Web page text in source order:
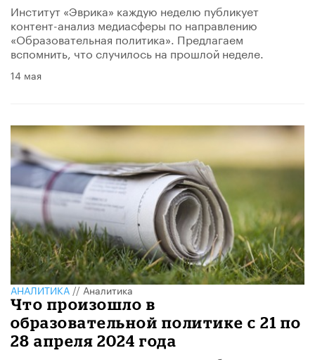
Институт «Эврика» каждую неделю публикует
контент-анализ медиасферы по направлению
«Образовательная политика». Предлагаем
вспомнить, что случилось на прошлой неделе.
14 мая
АНАЛИТИКА//Аналитика
Что произошло в
образовательной политике с 21 по
28 апреля 2024 года